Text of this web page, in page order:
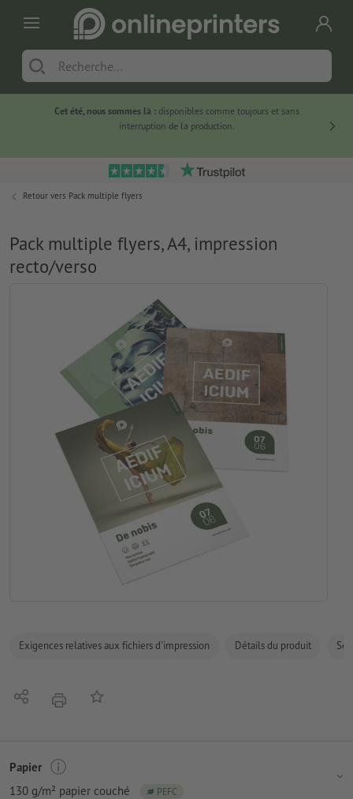
Cet été, nous sommes là :disponibles comme toujours et sans
interruption de la production.
Retour vers Pack multiple flyers
Pack multiple flyers, A4, impression
recto/verso
Exigences relatives aux fichiers d'impression Détails du produit
PartagerimprimerAjouter à liste d'article
Papier
130 g/m² papier couché
PEFC